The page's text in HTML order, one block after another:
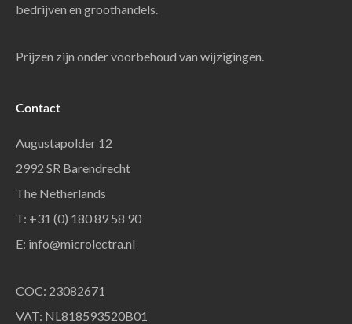
bedrijven en groothandels.
Prijzen zijn onder voorbehoud van wijzigingen.
Contact
Augustapolder 12
2992 SR Barendrecht
The Netherlands
T: +31 (0) 180 89 58 90
E: info@microlectra.nl
COC: 23082671
VAT: NL818593520B01